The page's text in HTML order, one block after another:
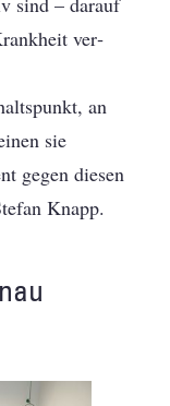
ver­
an
sie
gegen diesen
Knapp.